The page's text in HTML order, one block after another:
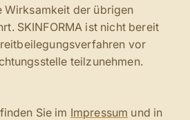
der übrigen
SKINFORMA ist nicht bereit
vor
teilzunehmen.
Sie im Impressum und in